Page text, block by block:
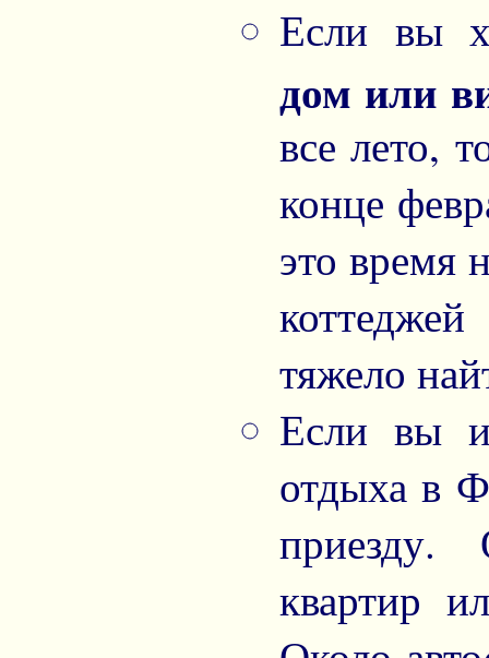
Если вы
дом или
все лето,
конце
это время
тяжело
Если вы
отдыха в
приезду.
квартир